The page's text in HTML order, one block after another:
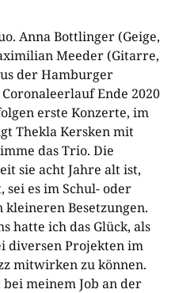
Anna Bottlinger (Geige,
Meeder (Gitarre,
der Hamburger
Ende 2020
erste Konzerte, im
Thekla Kersken mit
das Trio. Die
sie acht Jahre alt ist,
sei es im Schul- oder
Besetzungen.
hatte ich das Glück, als
diversen Projekten im
mitwirken zu können.
meinem Job an der